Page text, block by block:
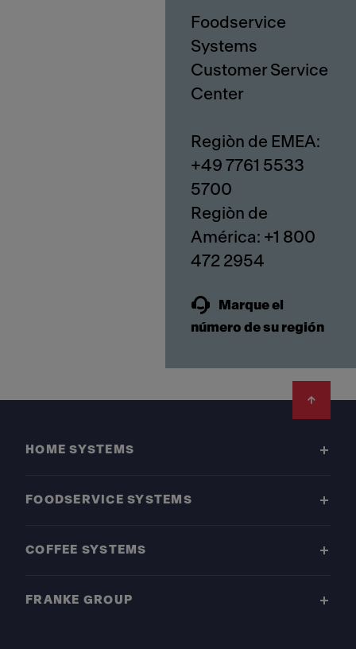
Foodservice
Systems
Customer Service
Center
Regiòn de EMEA:
+49 7761 5533
5700
Regiòn de
América: +1 800
Marque el
número de su región
HOME SYSTEMS
FOODSERVICE SYSTEMS
COFFEE SYSTEMS
FRANKE GROUP